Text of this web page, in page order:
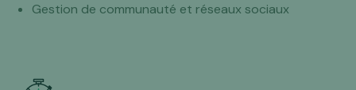
Gestion de communauté et réseaux sociaux